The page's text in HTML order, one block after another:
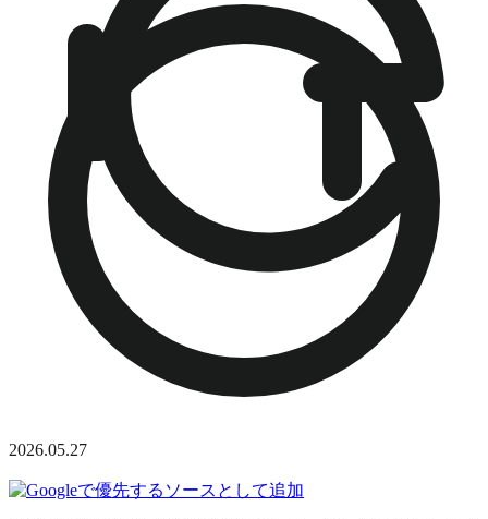
2026.05.27